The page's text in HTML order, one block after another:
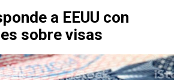
a EEUU con
sobre visas